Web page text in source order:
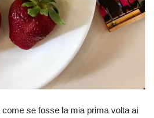
se fosse la mia prima volta ai